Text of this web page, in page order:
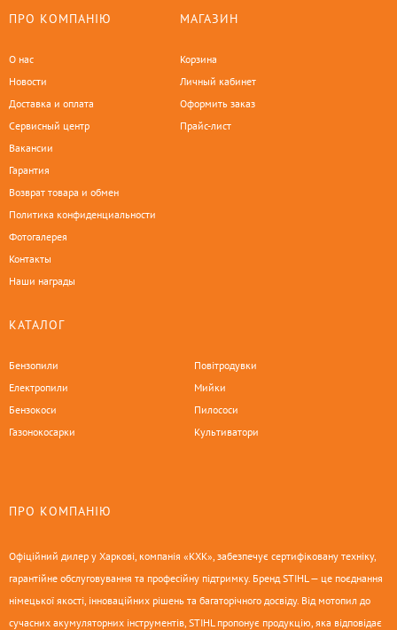
ПРО КОМПАНІЮ
О нас
Новости
Доставка и оплата
Сервисный центр
Вакансии
Гарантия
Возврат товара и обмен
Политика конфиденциальности
Фотогалерея
Контакты
Наши награды
МАГАЗИН
Корзина
Личный кабинет
Оформить заказ
Прайс-лист
КАТАЛОГ
Бензопили
Електропили
Бензокоси
Газонокосарки
Повітродувки
Мийки
Пилососи
Культиватори
ПРО КОМПАНІЮ
Офіційний дилер у Харкові, компанія «КХК», забезпечує сертифіковану техніку,
гарантійне обслуговування та професійну підтримку. Бренд STIHL — це поєднання
німецької якості, інноваційних рішень та багаторічного досвіду. Від мотопил до
сучасних акумуляторних інструментів, STIHL пропонує продукцію, яка відповідає